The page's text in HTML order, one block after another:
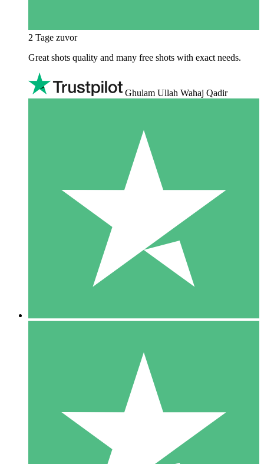
2 Tage zuvor
Great shots quality and many free shots with exact needs.
Ghulam Ullah Wahaj Qadir